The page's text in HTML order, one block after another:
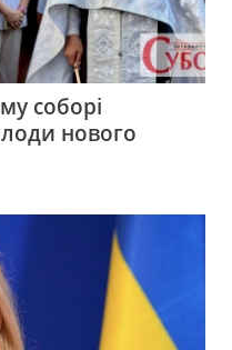
соборі
нового